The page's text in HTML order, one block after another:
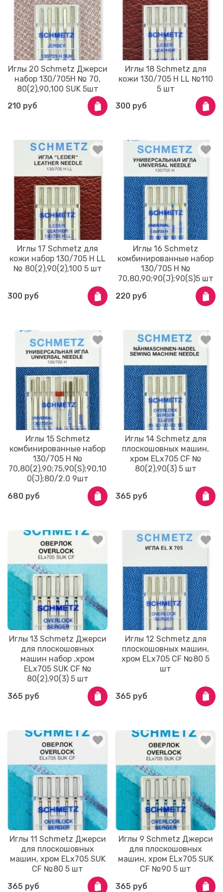
Иглы 20 Schmetz Джерси
набор 130/705Н № 70,
80(2),90,100 SUK 5шт
210 руб
Иглы 18 Schmetz для
кожи 130/705 H LL №110
5 шт
300 руб
Иглы 17 Schmetz для
кожи набор 130/705 H LL
№ 80(2),90(2),100 5 шт
300 руб
Иглы 16 Schmetz
комбинированные набор
130/705 H №
70,80,90;90(J);90(S)5 шт
220 руб
Иглы 15 Schmetz
комбинированные набор
130/705 H №
70,80(2),90;75,90(S);90,10
0(J);80/2.0 9шт
680 руб
Иглы 14 Schmetz для
плоскошовных машин,
хром ELx705 CF №
80(2),90(3) 5 шт
365 руб
Иглы 13 Schmetz Джерси
для плоскошовных
машин набор ,хром
ELx705 SUK CF №
80(2),90(3) 5 шт
365 руб
Иглы 12 Schmetz для
плоскошовных машин,
хром ELx705 CF №80 5
шт
365 руб
Иглы 11 Schmetz Джерси
для плоскошовных
машин, хром ELx705 SUK
CF №80 5 шт
365 руб
Иглы 9 Schmetz Джерси
для плоскошовных
машин, хром ELx705 SUK
CF №90 5 шт
365 руб